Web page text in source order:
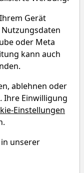
%
16:46 Uhr
Charttool öffnen
Gerät
oder Meta
kann auch
ablehnen oder
Ihre Einwilligung
Einstellungen
unserer